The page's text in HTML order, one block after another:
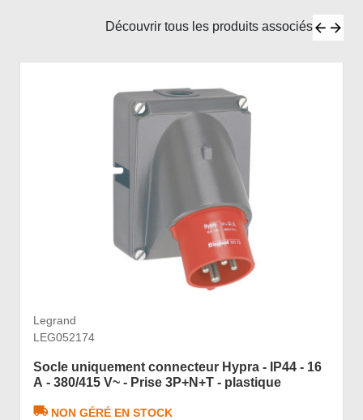
Découvrir tous les produits associés
Legrand
LEG052174
Socle uniquement connecteur Hypra - IP44 - 16
A - 380/415 V~ - Prise 3P+N+T - plastique
NON GÉRÉ EN STOCK